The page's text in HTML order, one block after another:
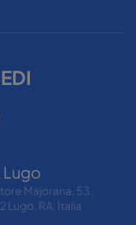
Lugo
Majorana, 53,
Lugo, RA, Italia